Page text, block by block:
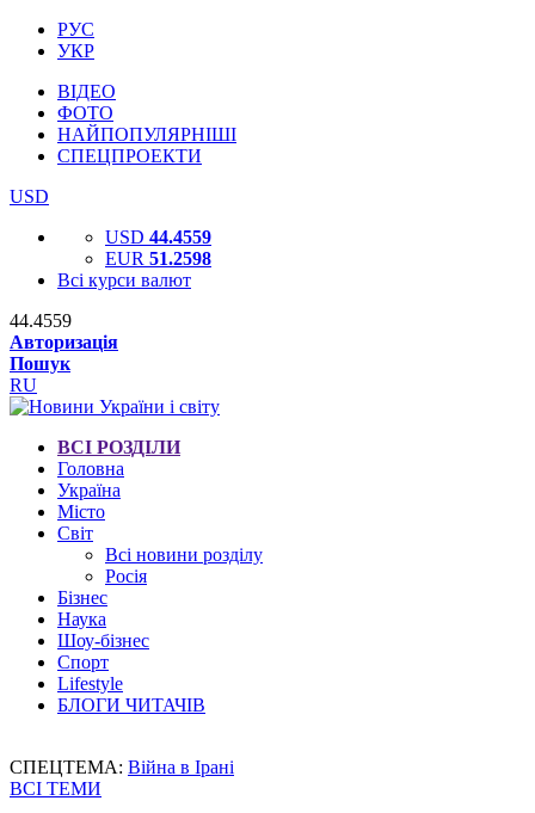
РУС
УКР
ВІДЕО
ФОТО
НАЙПОПУЛЯРНІШІ
СПЕЦПРОЕКТИ
USD
USD 44.4559
EUR 51.2598
Всі курси валют
44.4559
Авторизація
Пошук
RU
ВСІ РОЗДІЛИ
Головна
Україна
Місто
Світ
Всі новини розділу
Росія
Бізнес
Наука
Шоу-бізнес
Спорт
Lifestyle
БЛОГИ ЧИТАЧІВ
СПЕЦТЕМА: Війна в Ірані
ВСІ ТЕМИ